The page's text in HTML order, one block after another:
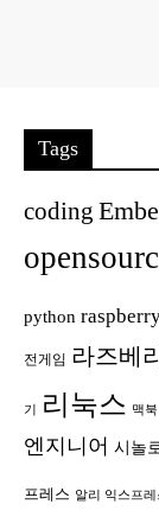
Tags
coding
python
전게임 라즈베
기 리눅스 맥북
엔지니어 시놀
프레스 알리 익스프